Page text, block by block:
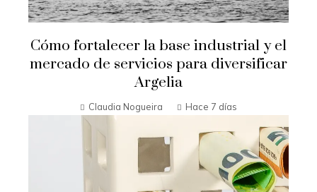
Cómo fortalecer la base industrial y el
mercado de servicios para diversificar
Argelia
Claudia Nogueira Hace 7 días